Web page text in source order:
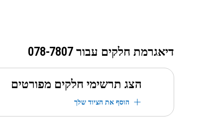
דיאגרמת חלקים עבור 078-7807
הצג תרשימי חלקים מפורטים
הוסף את הציוד שלך